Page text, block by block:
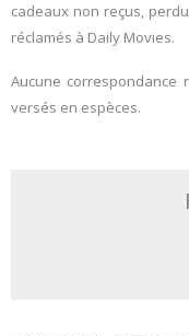
cadeaux non reçus,
réclamés à Daily Movies.
Aucune
versés en espèces.